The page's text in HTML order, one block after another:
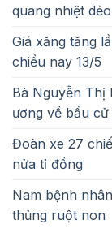
quang nhiệt
Giá xăng tăng
chiều nay 13/5
Bà Nguyễn Thị
ương về bầu
Đoàn xe 27
nửa tỉ đồng
Nam bệnh
thủng ruột non